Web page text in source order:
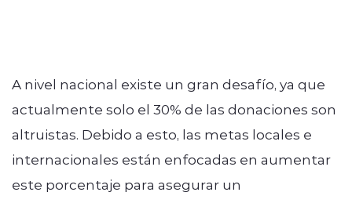
A nivel nacional existe un gran desafío, ya que
actualmente solo el 30% de las donaciones son
altruistas. Debido a esto, las metas locales e
internacionales están enfocadas en aumentar
este porcentaje para asegurar un